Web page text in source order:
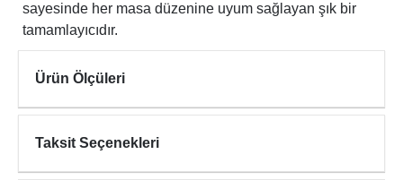
sayesinde her masa düzenine uyum sağlayan şık bir
tamamlayıcıdır.
Ürün Ölçüleri
Taksit Seçenekleri